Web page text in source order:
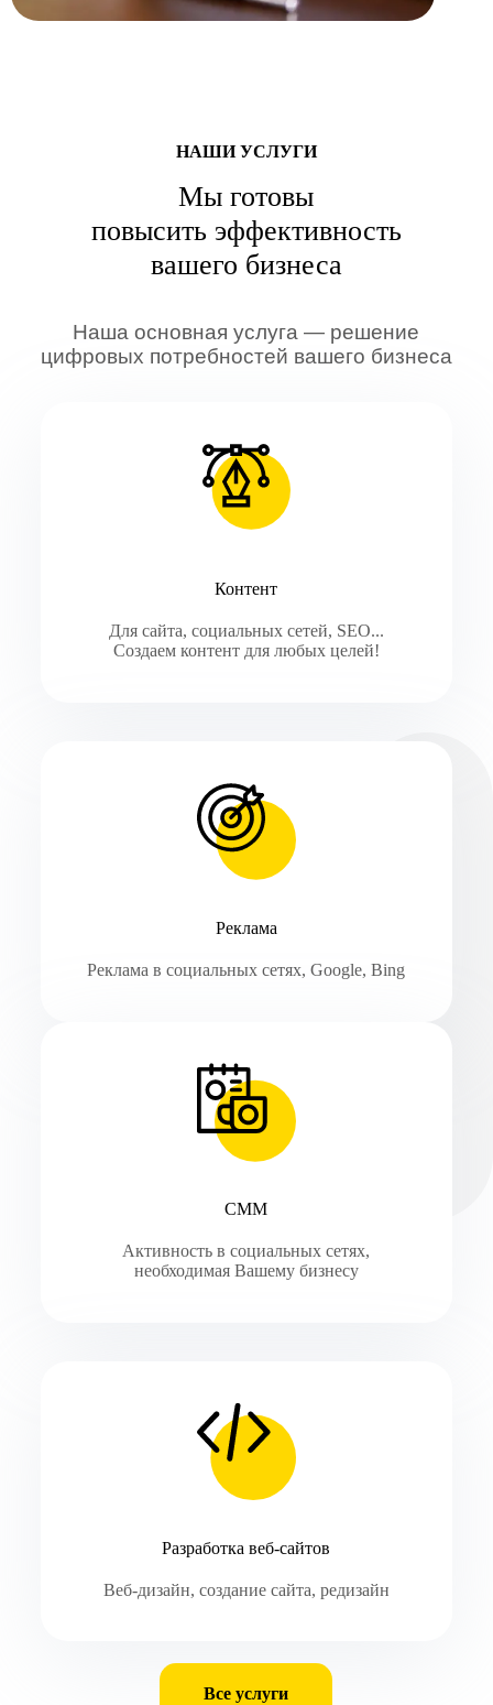
НАШИ УСЛУГИ
Мы готовы
повысить эффективность
вашего бизнеса
Наша основная услуга — решение
цифровых потребностей вашего бизнеса
Контент
Для сайта, социальных сетей, SEO...
Создаем контент для любых целей!
Реклама
Реклама в социальных сетях, Google, Bing
СММ
Активность в социальных сетях,
необходимая Вашему бизнесу
Разработка веб-сайтов
Веб-дизайн, создание сайта, редизайн
Все услуги